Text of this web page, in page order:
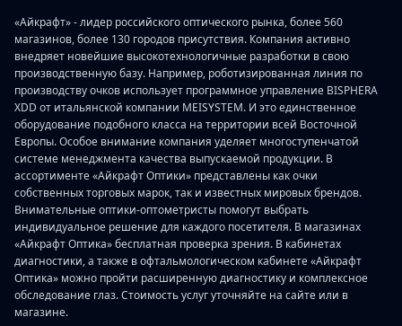
«Айкрафт» - лидер российского оптического рынка, более 560
магазинов, более 130 городов присутствия. Компания активно
внедряет новейшие высокотехнологичные разработки в свою
производственную базу. Например, роботизированная линия по
производству очков использует программное управление BISPHERA
XDD от итальянской компании MEISYSTEM. И это единственное
оборудование подобного класса на территории всей Восточной
Европы. Особое внимание компания уделяет многоступенчатой
системе менеджмента качества выпускаемой продукции. В
ассортименте «Айкрафт Оптики» представлены как очки
собственных торговых марок, так и известных мировых брендов.
Внимательные оптики-оптометристы помогут выбрать
индивидуальное решение для каждого посетителя. В магазинах
«Айкрафт Оптика» бесплатная проверка зрения. В кабинетах
диагностики, а также в офтальмологическом кабинете «Айкрафт
Оптика» можно пройти расширенную диагностику и комплексное
обследование глаз. Стоимость услуг уточняйте на сайте или в
магазине.